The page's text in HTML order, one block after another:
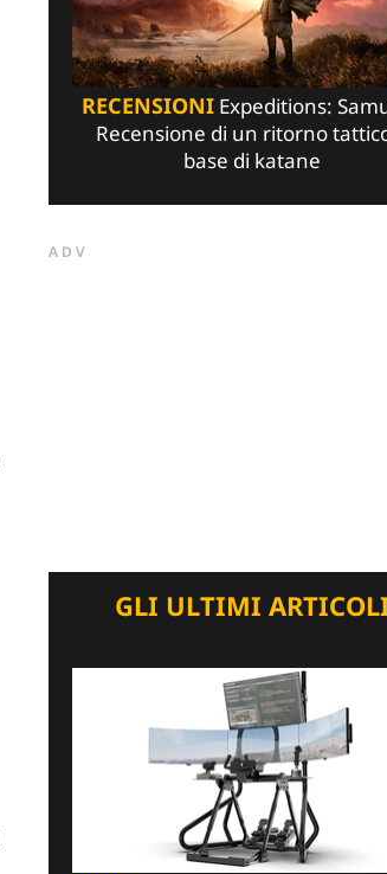
RECENSIONI Expeditions:
Recensione di un ritorno
base di katane
ADV
GLI ULTIMI